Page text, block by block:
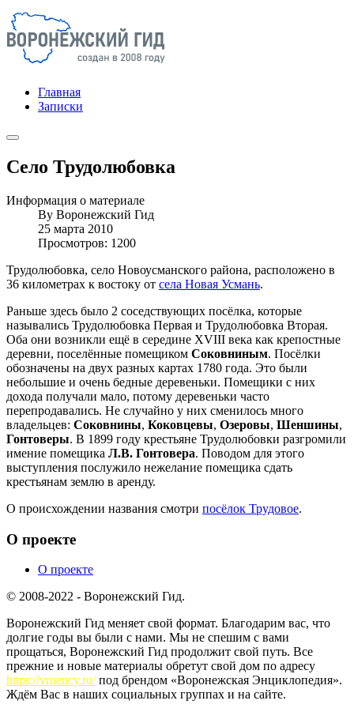
Главная
Записки
Село Трудолюбовка
Информация о материале
By Воронежский Гид
25 марта 2010
Просмотров: 1200
Трудолюбовка, село Новоусманского района, расположено в
36 километрах к востоку от села Новая Усмань.
Раньше здесь было 2 соседствующих посёлка, которые
назывались Трудолюбовка Первая и Трудолюбовка Вторая.
Оба они возникли ещё в середине XVIII века как крепостные
деревни, поселённые помещиком Соковниным. Посёлки
обозначены на двух разных картах 1780 года. Это были
небольшие и очень бедные деревеньки. Помещики с них
дохода получали мало, потому деревеньки часто
перепродавались. Не случайно у них сменилось много
владельцев: Соковнины, Коковцевы, Озеровы, Шеншины,
Гонтоверы. В 1899 году крестьяне Трудолюбовки разгромили
имение помещика Л.В. Гонтовера. Поводом для этого
выступления послужило нежелание помещика сдать
крестьянам землю в аренду.
О происхождении названия смотри посёлок Трудовое.
О проекте
О проекте
© 2008-2022 - Воронежский Гид.
Воронежский Гид меняет свой формат. Благодарим вас, что
долгие годы вы были с нами. Мы не спешим с вами
прощаться, Воронежский Гид продолжит свой путь. Все
прежние и новые материалы обретут свой дом по адресу
https://vrnency.ru/под брендом «Воронежская Энциклопедия».
Ждём Вас в наших социальных группах и на сайте.